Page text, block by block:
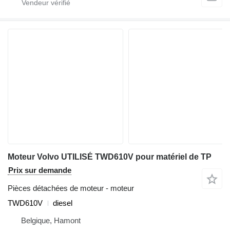
Moteur Volvo UTILISÉ TWD610V pour matériel de TP
Prix sur demande
Pièces détachées de moteur - moteur
TWD610V
diesel
Belgique, Hamont